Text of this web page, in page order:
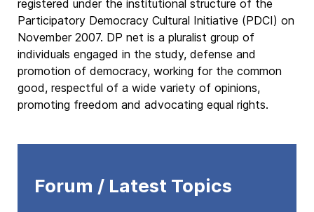
registered under the institutional structure of the
Participatory Democracy Cultural Initiative (PDCI) on
November 2007. DP net is a pluralist group of
individuals engaged in the study, defense and
promotion of democracy, working for the common
good, respectful of a wide variety of opinions,
promoting freedom and advocating equal rights.
Forum / Latest Topics